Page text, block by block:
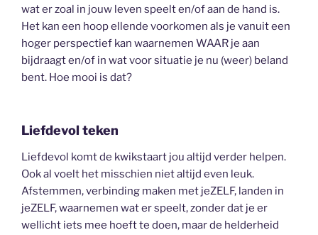
wat er zoal in jouw leven speelt en/of aan de hand is.
Het kan een hoop ellende voorkomen als je vanuit een
hoger perspectief kan waarnemen WAAR je aan
bijdraagt en/of in wat voor situatie je nu (weer) beland
bent. Hoe mooi is dat?
Liefdevol teken
Liefdevol komt de kwikstaart jou altijd verder helpen.
Ook al voelt het misschien niet altijd even leuk.
Afstemmen, verbinding maken met jeZELF, landen in
jeZELF, waarnemen wat er speelt, zonder dat je er
wellicht iets mee hoeft te doen, maar de helderheid